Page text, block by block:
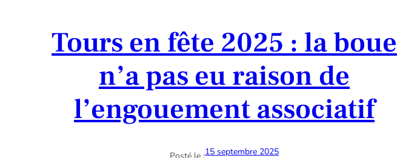
Tours en fête 2025 : la boue
n’a pas eu raison de
l’engouement associatif
15 septembre 2025